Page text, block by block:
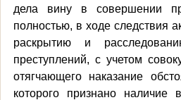
дела вину в совершении
полностью, в ходе следствия
раскрытию и
преступлений, с учетом
отягчающего наказание
которого признано наличие